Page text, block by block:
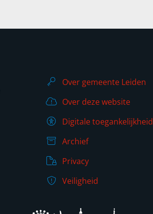
Over gemeente Leiden
Over deze website
Digitale toegankelijkheid
Archief
Privacy
Veiligheid